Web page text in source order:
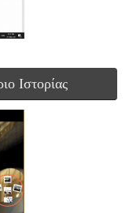
Ιστορίας